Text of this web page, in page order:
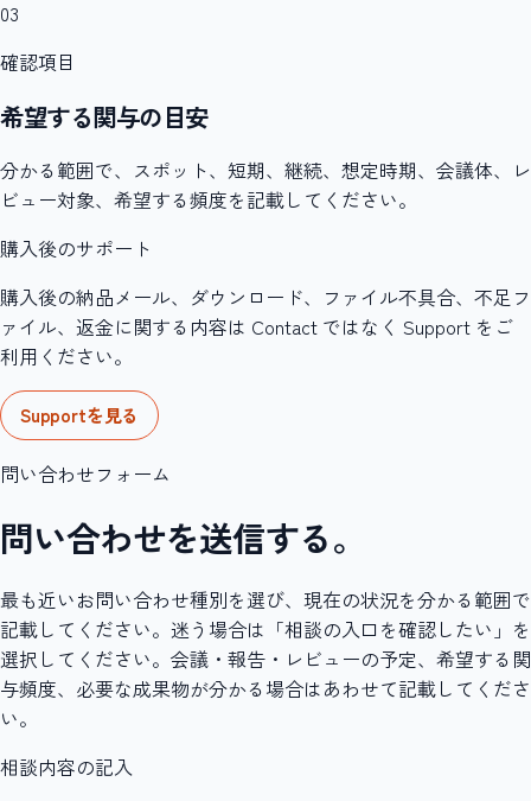
03
確認項目
希望する関与の目安
分かる範囲で、スポット、短期、継続、想定時期、会議体、レ
ビュー対象、希望する頻度を記載してください。
購入後のサポート
購入後の納品メール、ダウンロード、ファイル不具合、不足フ
ァイル、返金に関する内容は Contact ではなく Support をご
利用ください。
Supportを見る
問い合わせフォーム
問い合わせを送信する。
最も近いお問い合わせ種別を選び、現在の状況を分かる範囲で
記載してください。迷う場合は「相談の入口を確認したい」を
選択してください。会議・報告・レビューの予定、希望する関
与頻度、必要な成果物が分かる場合はあわせて記載してくださ
い。
相談内容の記入